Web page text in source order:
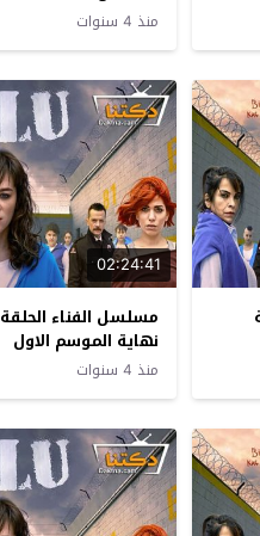
منذ 4 سنوات
02:24:41
نهاية الموسم الاول
منذ 4 سنوات